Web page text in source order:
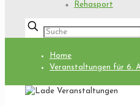
Rehasport
Home
Veranstaltungen für 6.